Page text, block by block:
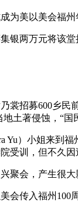
为美以美会福
银两万元将该
裳招募600乡
土著侵蚀，“国
Yu）小姐来到
受训，但不久
聚会，产生很大
会传入福州100